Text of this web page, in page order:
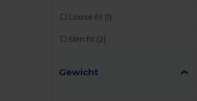
Loose fit (1)
Slim fit (2)
Gewicht